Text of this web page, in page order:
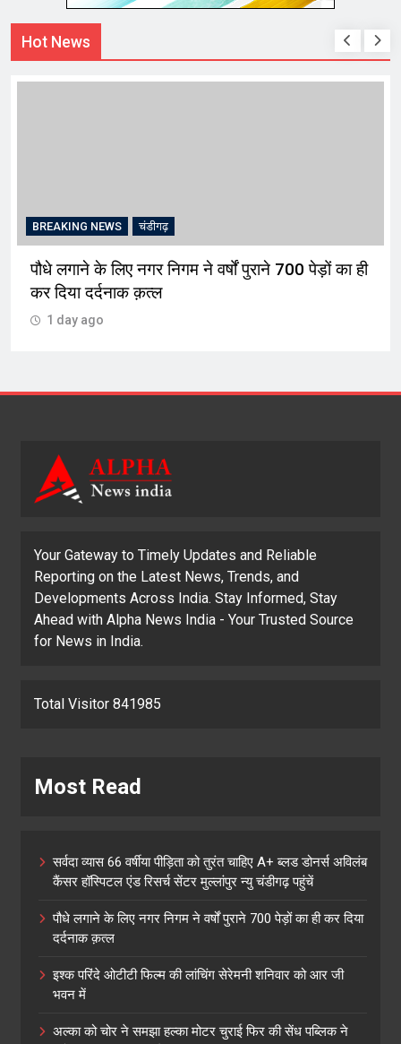
Hot News
BREAKING NEWS चंडीगढ़
पौधे लगाने के लिए नगर निगम ने वर्षों पुराने 700 पेड़ों का ही
कर दिया दर्दनाक क़त्ल
1 day ago
Your Gateway to Timely Updates and Reliable
Reporting on the Latest News, Trends, and
Developments Across India. Stay Informed, Stay
Ahead with Alpha News India - Your Trusted Source
for News in India.
Total Visitor 841985
Most Read
सर्वदा व्यास 66 वर्षीया पीड़िता को तुरंत चाहिए A+ ब्लड डोनर्स अविलंब
कैंसर हॉस्पिटल एंड रिसर्च सेंटर मुल्लांपुर न्यु चंडीगढ़ पहुंचें
पौधे लगाने के लिए नगर निगम ने वर्षों पुराने 700 पेड़ों का ही कर दिया
दर्दनाक क़त्ल
इश्क परिंदे ओटीटी फिल्म की लांचिंग सेरेमनी शनिवार को आर जी
भवन में
अल्का को चोर ने समझा हल्का मोटर चुराई फिर की सेंध पब्लिक ने